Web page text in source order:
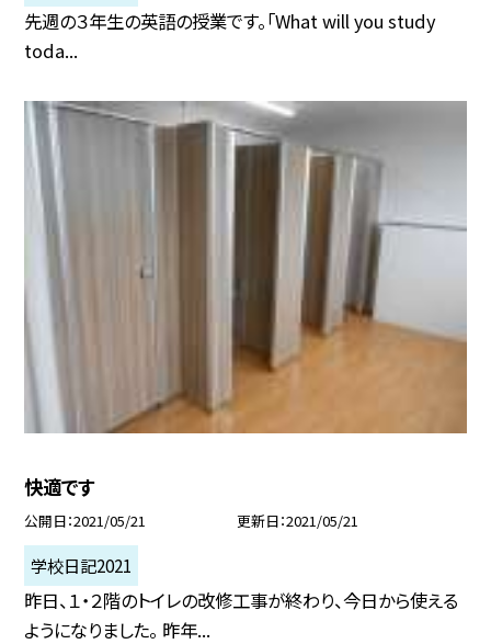
先週の３年生の英語の授業です。「What will you study
toda...
快適です
公開日 2021/05/21 更新日 2021/05/21
学校日記2021
昨日、１・２階のトイレの改修工事が終わり、今日から使える
ようになりました。 昨年...